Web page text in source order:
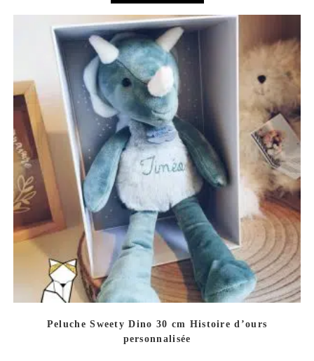
Peluche Sweety Dino 30 cm Histoire d’ours
personnalisée